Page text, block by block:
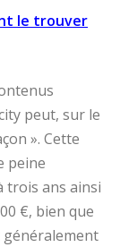
le trouver
peut, sur le
». Cette
peine
trois ans ainsi
€, bien que
généralement